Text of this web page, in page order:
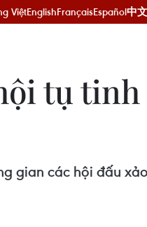
ViệtEnglishFrançaisEspañol中文
tụ tinh
gian các hội đấu